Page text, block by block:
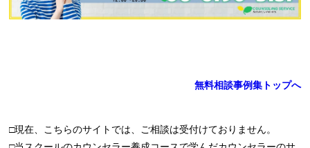
無料相談事例集トップへ
□現在、こちらのサイトでは、ご相談は受付けておりません。